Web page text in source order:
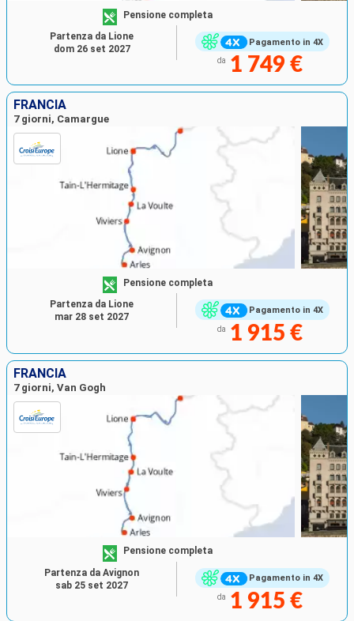
Pagamento in 4X
Pensione completa
da 1 749 €
Partenza da Lione
dom 26 set 2027
FRANCIA
7 giorni, Camargue
Pagamento in 4X
Pensione completa
da 1 915 €
Partenza da Lione
mar 28 set 2027
FRANCIA
7 giorni, Van Gogh
Pagamento in 4X
Pensione completa
da 1 915 €
Partenza da Avignon
sab 25 set 2027